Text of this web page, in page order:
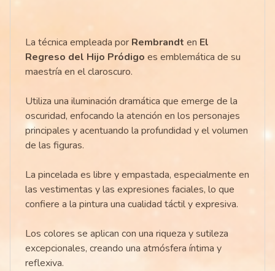
La técnica empleada por Rembrandt en El
Regreso del Hijo Pródigo es emblemática de su
maestría en el claroscuro.
Utiliza una iluminación dramática que emerge de la
oscuridad, enfocando la atención en los personajes
principales y acentuando la profundidad y el volumen
de las figuras.
La pincelada es libre y empastada, especialmente en
las vestimentas y las expresiones faciales, lo que
confiere a la pintura una cualidad táctil y expresiva.
Los colores se aplican con una riqueza y sutileza
excepcionales, creando una atmósfera íntima y
reflexiva.